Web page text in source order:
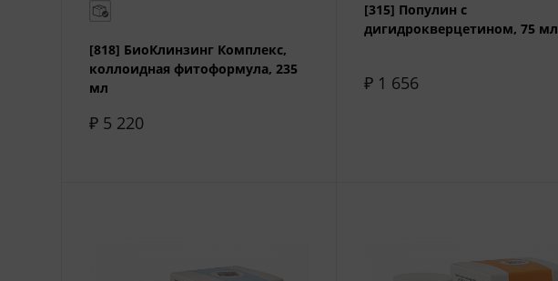
[818] БиоКлинзинг Комплекс,
коллоидная фитоформула, 235
мл
₽ 5 220
[315] Популин с
дигидрокверцетином, 75 мл
₽ 1 656